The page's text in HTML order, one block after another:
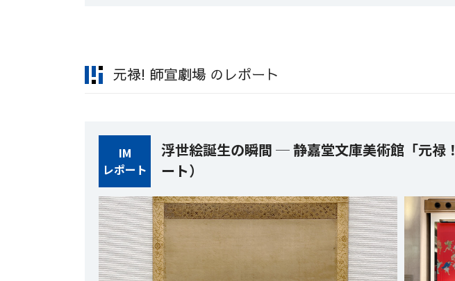
元禄! 師宣劇場 のレポート
IM
レポート
浮世絵誕生の瞬間 ─ 静嘉堂文庫美術館「元禄
ート）